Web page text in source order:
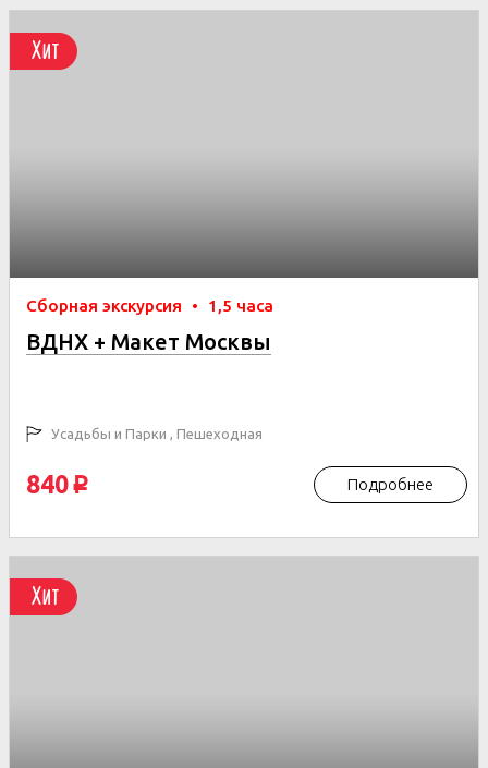
Хит
Сборная экскурсия • 1,5 часа
ВДНХ + Макет Москвы
Усадьбы и Парки , Пешеходная
840 p Подробнее
Хит